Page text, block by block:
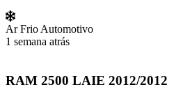
Ar Frio Automotivo
1 semana atrás
RAM 2500 LAIE 2012/2012